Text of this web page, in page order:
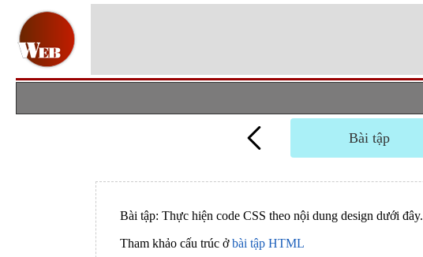
Bài tập
Bài tập: Thực hiện code CSS theo nội dung design dưới đây.
Tham khảo cấu trúc ởbài tập HTML